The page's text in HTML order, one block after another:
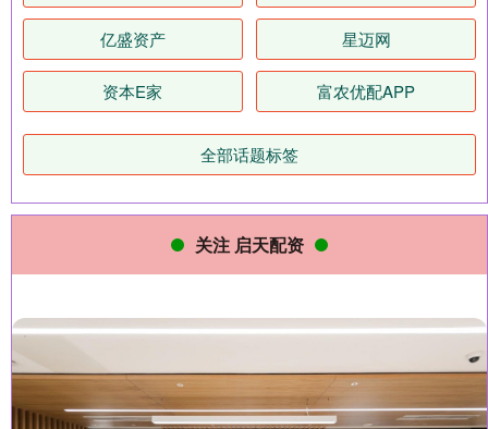
亿盛资产 星迈网
资本E家 富农优配APP
全部话题标签
关注 启天配资